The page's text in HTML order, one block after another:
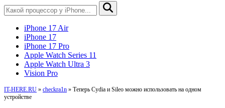
iPhone 17 Air
iPhone 17
iPhone 17 Pro
Apple Watch Series 11
Apple Watch Ultra 3
Vision Pro
IT-HERE.RU » checkra1n » Теперь Cydia и Sileo можно использовать на одном
устройстве